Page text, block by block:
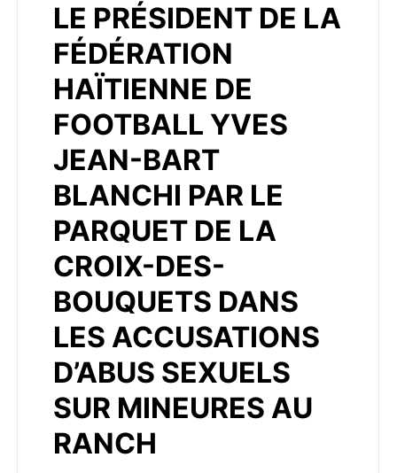
LE PRÉSIDENT DE LA
FÉDÉRATION
HAÏTIENNE DE
FOOTBALL YVES
JEAN-BART
BLANCHI PAR LE
PARQUET DE LA
CROIX-DES-
BOUQUETS DANS
LES ACCUSATIONS
D’ABUS SEXUELS
SUR MINEURES AU
RANCH